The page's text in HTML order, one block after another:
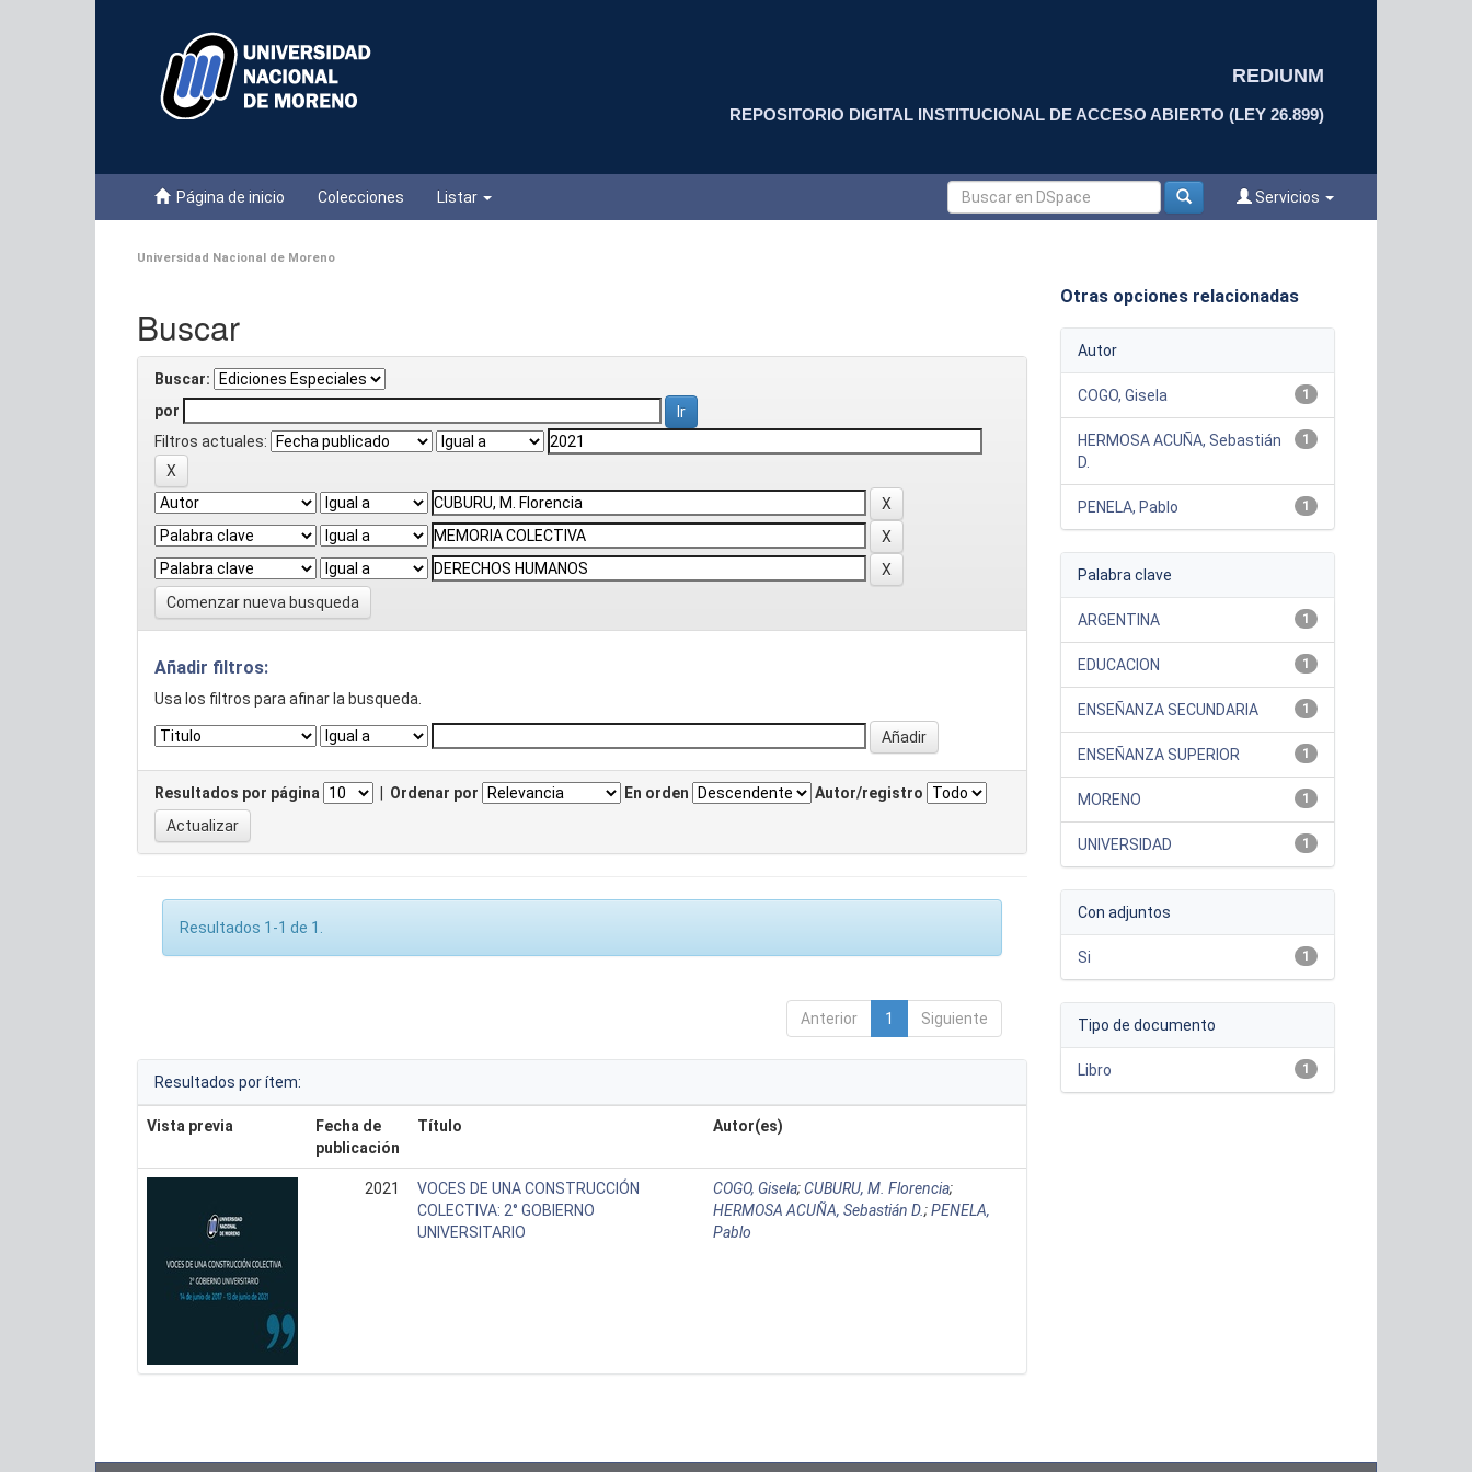
REDIUNM
REPOSITORIO DIGITAL INSTITUCIONAL DE ACCESO ABIERTO (LEY 26.899)
Página de inicio Colecciones Listar Servicios
Universidad Nacional de Moreno
Buscar
Buscar:
por
Filtros actuales:
Comenzar nueva busqueda
Añadir filtros:
Usa los filtros para afinar la busqueda.
Resultados por página Ordenar por En orden Autor/registro
Resultados 1-1 de 1.
Anterior 1 Siguiente
Resultados por ítem:
Vista previa
Fecha de
publicación
Título Autor(es)
2021
VOCES DE UNA CONSTRUCCIÓN
COLECTIVA: 2° GOBIERNO
UNIVERSITARIO
COGO, Gisela;CUBURU, M. Florencia;
HERMOSA ACUÑA, Sebastián D.;PENELA,
Pablo
Otras opciones relacionadas
Autor
1
COGO, Gisela
1
HERMOSA ACUÑA, Sebastián
D.
1
PENELA, Pablo
Palabra clave
1
ARGENTINA
1
EDUCACION
1
ENSEÑANZA SECUNDARIA
1
ENSEÑANZA SUPERIOR
1
MORENO
1
UNIVERSIDAD
Con adjuntos
1
Si
Tipo de documento
1
Libro